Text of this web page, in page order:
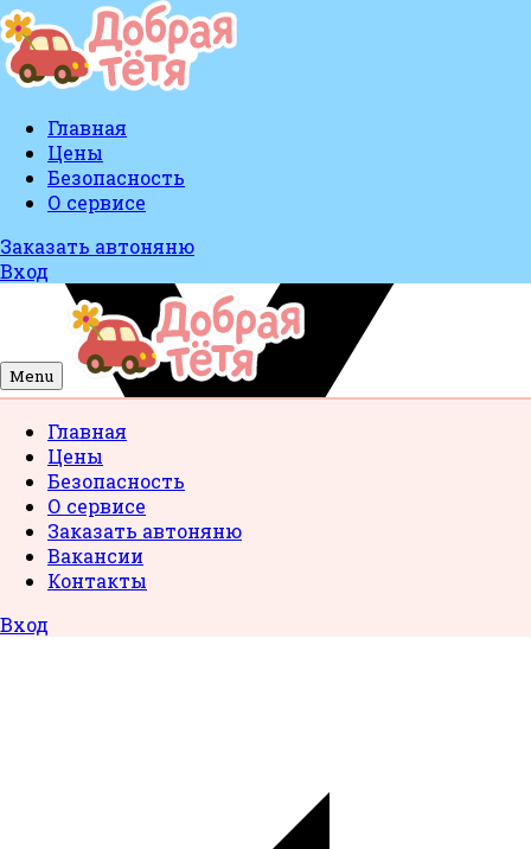
Главная
Цены
Безопасность
О сервисе
Заказать автоняню
Вход
Menu
Главная
Цены
Безопасность
О сервисе
Заказать автоняню
Вакансии
Контакты
Вход